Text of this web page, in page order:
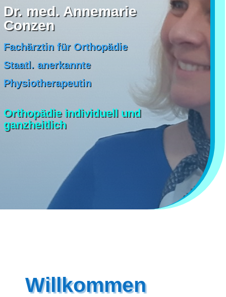
Dr. med. Annemarie
Conzen
Fachärztin für Orthopädie
Staatl. anerkannte
Physiotherapeutin
Orthopädie individuell und
ganzheitlich
Willkommen